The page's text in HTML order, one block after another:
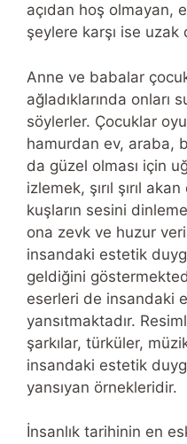
açıdan hoş olmayan,
şeylere karşı ise uzak
Anne ve babalar
ağladıklarında onları
söylerler. Çocuklar
hamurdan ev, araba,
da güzel olması için
izlemek, şırıl şırıl
kuşların sesini
ona zevk ve huzur
insandaki estetik
geldiğini
eserleri de insandaki
yansıtmaktadır.
şarkılar, türküler,
insandaki estetik
yansıyan örnekleridir.
İnsanlık tarihinin en